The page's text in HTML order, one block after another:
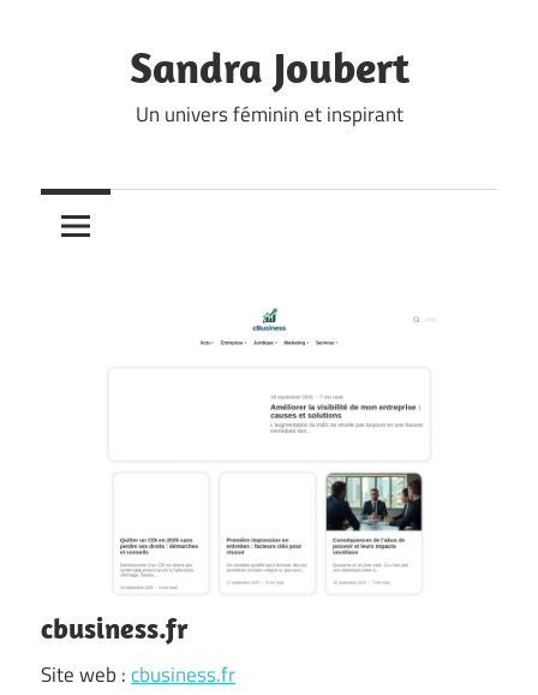
Sandra Joubert
Un univers féminin et inspirant
cbusiness.fr
Site web :cbusiness.fr